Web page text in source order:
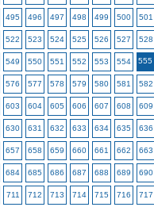
495 496 497 498 499 500 501
522 523 524 525 526 527 528
549 550 551 552 553 554 555
576 577 578 579 580 581 582
603 604 605 606 607 608 609
630 631 632 633 634 635 636
657 658 659 660 661 662 663
684 685 686 687 688 689 690
711 712 713 714 715 716 717